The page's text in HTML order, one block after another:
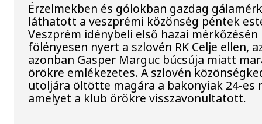
Érzelmekben és gólokban gazdag
láthatott a veszprémi közönség péntek
Veszprém idénybeli első hazai mérkőzésén
fölényesen nyert a szlovén RK Celje ellen,
azonban Gasper Marguc búcsúja miatt
örökre emlékezetes. A szlovén
utoljára öltötte magára a bakonyiak 24-es
amelyet a klub örökre visszavonultatott.